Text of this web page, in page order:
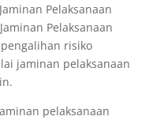
Pelaksanaan
Pelaksanaan
risiko
jaminan pelaksanaan
pelaksanaan